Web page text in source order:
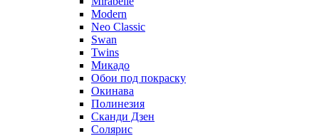
Modern
Neo Classic
Swan
Twins
Микадо
Обои под покраску
Окинава
Полинезия
Сканди Дзен
Солярис